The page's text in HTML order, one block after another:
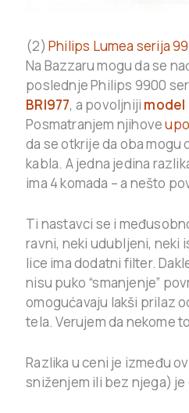
(2) Philips Lumea serija
Na Bazzaru mogu da se
poslednje Philips 9900
BRI977, a povoljniji model
Posmatranjem njihove
da se otkrije da oba mogu
kabla. A jedna jedina
ima 4 komada – a nešto
Ti nastavci se i
ravni, neki udubljeni, neki
lice ima dodatni filter.
nisu puko “smanjenje”
omogućavaju lakši prilaz
tela. Verujem da nekome
Razlika u ceni je između
sniženjem ili bez njega)